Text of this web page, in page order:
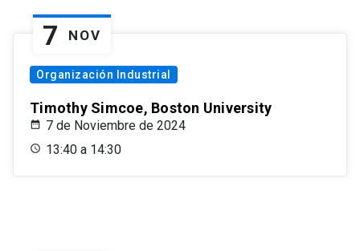
7 NOV
Organización Industrial
Timothy Simcoe, Boston University
7 de Noviembre de 2024
13:40 a 14:30